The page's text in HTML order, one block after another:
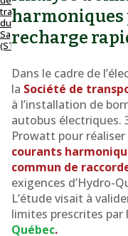
transport
du
Saguenay
(STS)
BORNES
DE
RECHARGE
ÉLECTRIQUES
Étude
harmonique
niveau
2
harmoniques
recharge
Dans le cadre de
la Société de
à l’installation de
autobus électriques.
Prowatt pour réaliser
courants
commun de
exigences d’Hydro-
L’étude visait à
limites prescrites par
Québec.